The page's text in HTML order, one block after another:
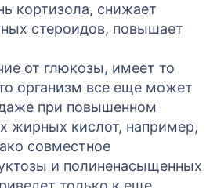
кортизола, снижает
стероидов, повышает
от глюкозы, имеет то
организм все еще может
при повышенном
жирных кислот, например,
совместное
и полиненасыщенных